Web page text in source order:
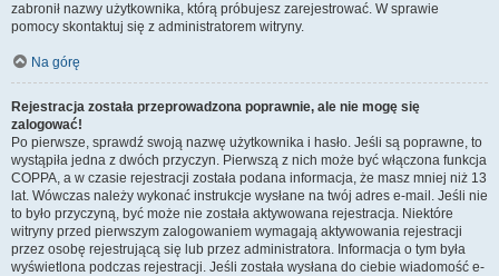
zabronił nazwy użytkownika, którą próbujesz zarejestrować. W sprawie
pomocy skontaktuj się z administratorem witryny.
Na górę
Rejestracja została przeprowadzona poprawnie, ale nie mogę się
zalogować!
Po pierwsze, sprawdź swoją nazwę użytkownika i hasło. Jeśli są poprawne, to
wystąpiła jedna z dwóch przyczyn. Pierwszą z nich może być włączona funkcja
COPPA, a w czasie rejestracji została podana informacja, że masz mniej niż 13
lat. Wówczas należy wykonać instrukcje wysłane na twój adres e-mail. Jeśli nie
to było przyczyną, być może nie została aktywowana rejestracja. Niektóre
witryny przed pierwszym zalogowaniem wymagają aktywowania rejestracji
przez osobę rejestrującą się lub przez administratora. Informacja o tym była
wyświetlona podczas rejestracji. Jeśli została wysłana do ciebie wiadomość e-